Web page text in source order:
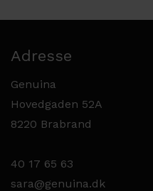
Adresse
Genuina
Hovedgaden 52A
8220 Brabrand
40 17 65 63
sara@genuina.dk